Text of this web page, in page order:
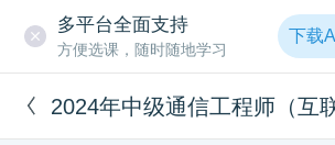
多平台全面支持
方便选课，随时随地学习
下载